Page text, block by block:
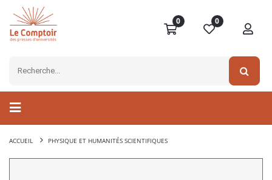
0 0
ACCUEIL PHYSIQUE ET HUMANITÉS SCIENTIFIQUES